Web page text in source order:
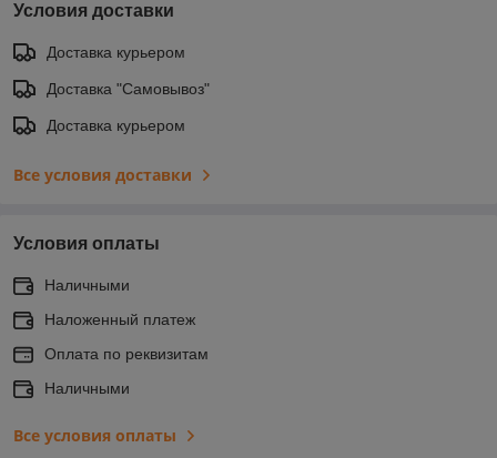
Условия доставки
Доставка курьером
Доставка "Самовывоз"
Доставка курьером
Все условия доставки
Условия оплаты
Наличными
Наложенный платеж
Оплата по реквизитам
Наличными
Все условия оплаты